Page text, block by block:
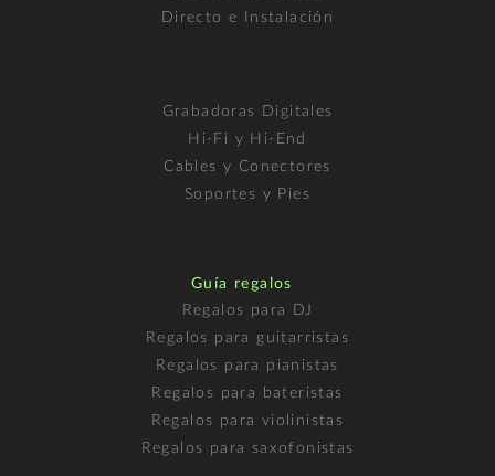
Directo e Instalación
Grabadoras Digitales
Hi-Fi y Hi-End
Cables y Conectores
Soportes y Pies
Guía regalos
Regalos para DJ
Regalos para guitarristas
Regalos para pianistas
Regalos para bateristas
Regalos para violinistas
Regalos para saxofonistas